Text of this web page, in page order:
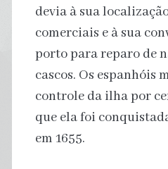
devia à sua
comerciais e à sua
porto para reparo de
cascos. Os espanhóis
controle da ilha por
que ela foi
em 1655.